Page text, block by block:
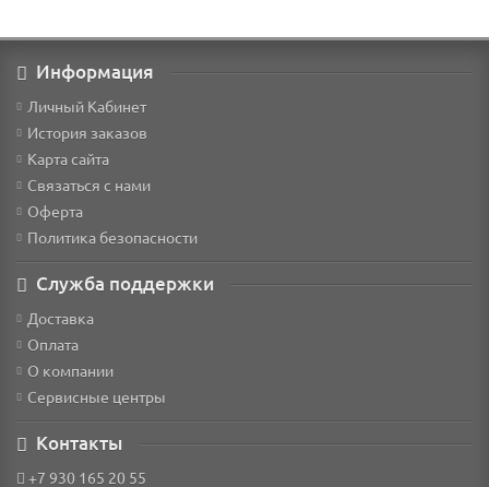
Информация
Личный Кабинет
История заказов
Карта сайта
Связаться с нами
Оферта
Политика безопасности
Служба поддержки
Доставка
Оплата
О компании
Сервисные центры
Контакты
+7 930 165 20 55